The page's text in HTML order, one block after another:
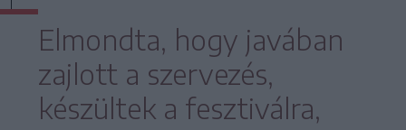
Elmondta, hogy javában
zajlott a szervezés,
készültek a fesztiválra,